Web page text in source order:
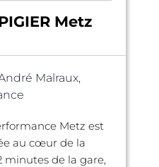
Metz
Malraux,
Metz est
au cœur de la
minutes de la gare,